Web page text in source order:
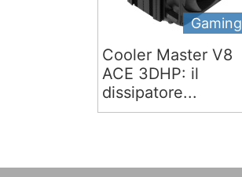
Gaming
Cooler Master V8
ACE 3DHP: il
dissipatore...